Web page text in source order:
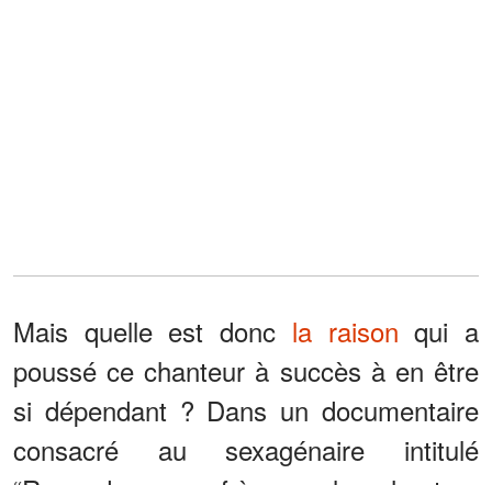
Mais quelle est donc la raison qui a
poussé ce chanteur à succès à en être
si dépendant ? Dans un documentaire
consacré au sexagénaire intitulé